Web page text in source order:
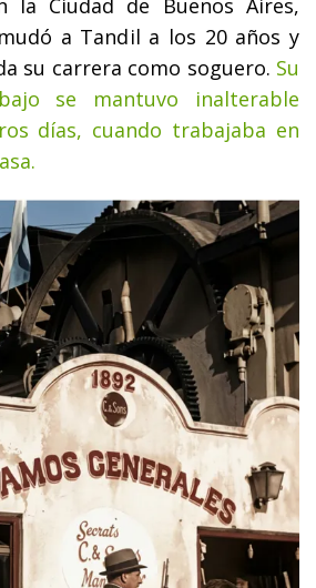
la Ciudad de Buenos Aires,
a Tandil a los 20 años y
su carrera como soguero. Su
se mantuvo inalterable
días, cuando trabajaba en